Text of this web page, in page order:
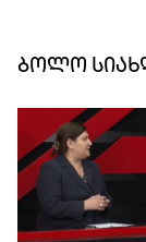
ბოლო